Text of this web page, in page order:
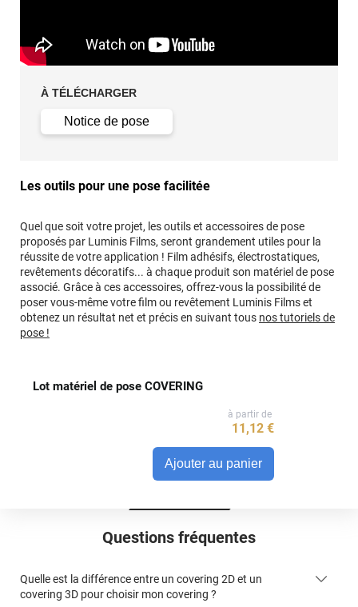
Questions fréquentes
Quelle est la différence entre un covering 2D et un
covering 3D pour choisir mon covering ?
À TÉLÉCHARGER
Notice de pose
Les outils pour une pose facilitée
Quel que soit votre projet, les outils et accessoires de pose
proposés par Luminis Films, seront grandement utiles pour la
réussite de votre application ! Film adhésifs, électrostatiques,
revêtements décoratifs... à chaque produit son matériel de pose
associé. Grâce à ces accessoires, offrez-vous la possibilité de
poser vous-même votre film ou revêtement Luminis Films et
obtenez un résultat net et précis en suivant tous nos tutoriels de
pose !
Lot matériel de pose COVERING
Ajouter au panier
à partir de
11,12 €